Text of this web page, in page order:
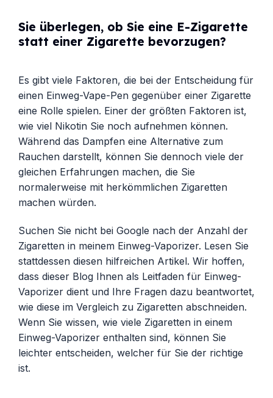
Sie überlegen, ob Sie eine E-Zigarette
statt einer Zigarette bevorzugen?
Es gibt viele Faktoren, die bei der Entscheidung für
einen Einweg-Vape-Pen gegenüber einer Zigarette
eine Rolle spielen. Einer der größten Faktoren ist,
wie viel Nikotin Sie noch aufnehmen können.
Während das Dampfen eine Alternative zum
Rauchen darstellt, können Sie dennoch viele der
gleichen Erfahrungen machen, die Sie
normalerweise mit herkömmlichen Zigaretten
machen würden.
Suchen Sie nicht bei Google nach der Anzahl der
Zigaretten in meinem Einweg-Vaporizer. Lesen Sie
stattdessen diesen hilfreichen Artikel. Wir hoffen,
dass dieser Blog Ihnen als Leitfaden für Einweg-
Vaporizer dient und Ihre Fragen dazu beantwortet,
wie diese im Vergleich zu Zigaretten abschneiden.
Wenn Sie wissen, wie viele Zigaretten in einem
Einweg-Vaporizer enthalten sind, können Sie
leichter entscheiden, welcher für Sie der richtige
ist.